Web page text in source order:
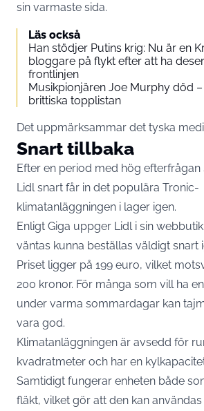
sin varmaste sida.
Läs också
Han stödjer Putins krig: Nu är en
bloggare på flykt efter att ha
frontlinjen
Musikpionjären Joe Murphy död
brittiska topplistan
Det uppmärksammar det tyska
Snart tillbaka
Efter en period med hög
Lidl snart får in det populära Tronic-
klimatanläggningen i lager igen.
Enligt Giga uppger Lidl i sin
väntas kunna beställas väldigt snart
Priset ligger på 199 euro, vilket
200 kronor. För många som vill ha
under varma sommardagar kan
vara god.
Klimatanläggningen är avsedd för
kvadratmeter och har en
Samtidigt fungerar enheten både
fläkt, vilket gör att den kan